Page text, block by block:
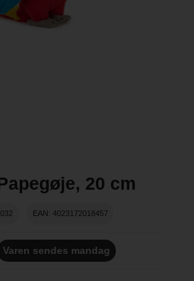
20 cm
EAN: 4023172018457
Varen sendes mandag